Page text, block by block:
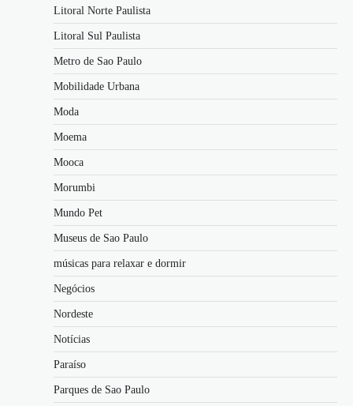
Litoral Norte Paulista
Litoral Sul Paulista
Metro de Sao Paulo
Mobilidade Urbana
Moda
Moema
Mooca
Morumbi
Mundo Pet
Museus de Sao Paulo
músicas para relaxar e dormir
Negócios
Nordeste
Notícias
Paraíso
Parques de Sao Paulo